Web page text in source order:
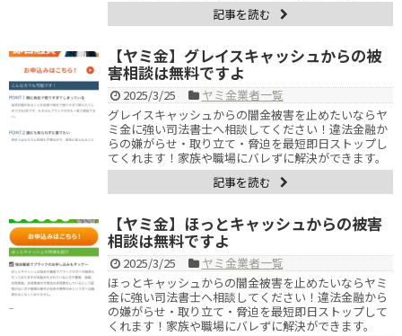
記事を読む
【ヤミ金】グレイスキャッシュからの被
害相談は無料ですよ
2025/3/25
ヤミ金業者一覧
グレイスキャッシュからの闇金被害を止めたいならヤ
ミ金に強い司法書士へ相談してください！違法金融か
らの嫌がらせ・取り立て・脅迫を最短即日ストップし
てくれます！家族や職場にバレずに解決ができます。
記事を読む
【ヤミ金】ほっとキャッシュからの被害
相談は無料ですよ
2025/3/25
ヤミ金業者一覧
ほっとキャッシュからの闇金被害を止めたいならヤミ
金に強い司法書士へ相談してください！違法金融から
の嫌がらせ・取り立て・脅迫を最短即日ストップして
くれます！家族や職場にバレずに解決ができます。